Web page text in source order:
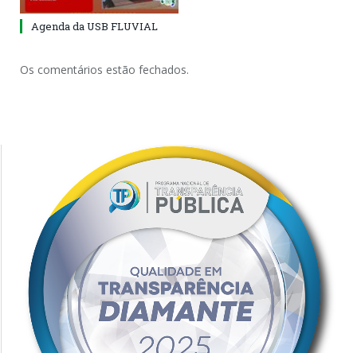
Agenda da USB FLUVIAL
Os comentários estão fechados.